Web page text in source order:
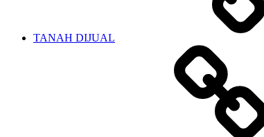
TANAH DIJUAL